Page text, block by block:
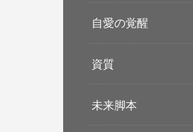
自愛の覚醒
資質
未来脚本